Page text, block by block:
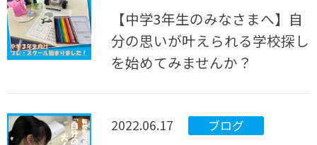
【中学3年生のみなさまへ】自
分の思いが叶えられる学校探し
を始めてみませんか？
2022.06.17 ブログ